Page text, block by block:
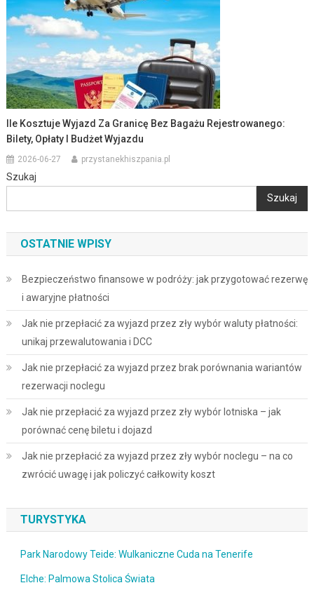
Ile Kosztuje Wyjazd Za Granicę Bez Bagażu Rejestrowanego:
Bilety, Opłaty I Budżet Wyjazdu
2026-06-27 przystanekhiszpania.pl
Szukaj
Szukaj
OSTATNIE WPISY
Bezpieczeństwo finansowe w podróży: jak przygotować rezerwę
i awaryjne płatności
Jak nie przepłacić za wyjazd przez zły wybór waluty płatności:
unikaj przewalutowania i DCC
Jak nie przepłacić za wyjazd przez brak porównania wariantów
rezerwacji noclegu
Jak nie przepłacić za wyjazd przez zły wybór lotniska – jak
porównać cenę biletu i dojazd
Jak nie przepłacić za wyjazd przez zły wybór noclegu – na co
zwrócić uwagę i jak policzyć całkowity koszt
TURYSTYKA
Park Narodowy Teide: Wulkaniczne Cuda na Tenerife
Elche: Palmowa Stolica Świata